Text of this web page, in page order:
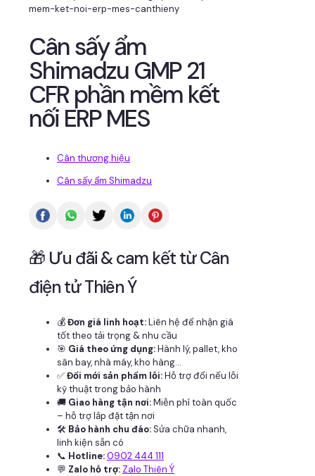
Cân sấy ẩm
Shimadzu GMP 21
CFR phần mềm kết
nối ERP MES
Cân thương hiệu
Cân sấy ẩm Shimadzu
🎁 Ưu đãi & cam kết từ Cân
điện tử Thiên Ý
💰Đơn giá linh hoạt:Liên hệ để nhận giá
tốt theo tải trọng & nhu cầu
🎯 Giá theo ứng dụng:Hành lý, pallet, kho
sân bay, nhà máy, kho hàng...
✅Đổi mới sản phẩm lỗi:Hỗ trợ đổi nếu lỗi
kỹ thuật trong bảo hành
🚚 Giao hàng tận nơi:Miễn phí toàn quốc
– hỗ trợ lắp đặt tận nơi
🛠 Bảo hành chu đáo:Sửa chữa nhanh,
linh kiện sẵn có
📞 Hotline:0902 444 111
💬 Zalo hỗ trợ: Zalo Thiên Ý